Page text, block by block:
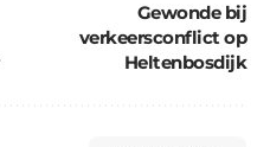
Gewonde bij
verkeersconflict op
Heltenbosdijk